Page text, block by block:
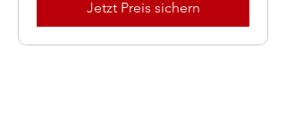
Jetzt Preis sichern